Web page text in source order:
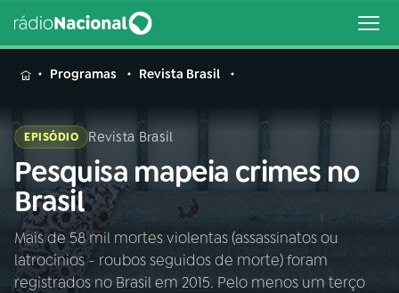
MENU
Buscar
na
Rádio
Nacional
Buscar
AO VIVO
Programas Revista Brasil
EPISÓDIO Revista Brasil
Pesquisa mapeia crimes no
Brasil
Mais de 58 mil mortes violentas (assassinatos ou
latrocínios - roubos seguidos de morte) foram
registrados no Brasil em 2015. Pelo menos um terço